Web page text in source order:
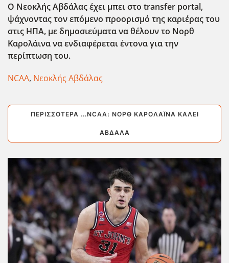
Ο Νεοκλής Αβδάλας έχει μπει στο transfer portal,
ψάχνοντας τον επόμενο προορισμό της καριέρας του
στις ΗΠΑ, με δημοσιεύματα να θέλουν το Νορθ
Καρολάινα να ενδιαφέρεται έντονα για την
περίπτωση του.
NCAA, Νεοκλής Αβδάλας
ΠΕΡΙΣΣΌΤΕΡΑ …NCAA: ΝΟΡΘ ΚΑΡΟΛΆΙΝΑ ΚΑΛΕΊ
ΑΒΔΆΛΑ